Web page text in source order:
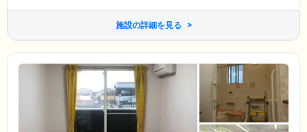
施設の詳細を見る